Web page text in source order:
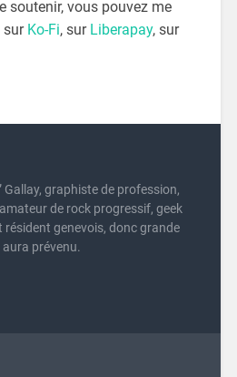
soutenir, vous pouvez me
sur Ko-Fi, sur Liberapay, sur
Gallay, graphiste de profession,
de rock progressif, geek
résident genevois, donc grande
prévenu.